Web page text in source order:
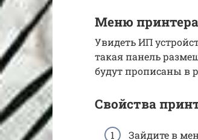
Меню принтера
Увидеть ИП
такая панель
будут прописаны в
Свойства
Зайдите в